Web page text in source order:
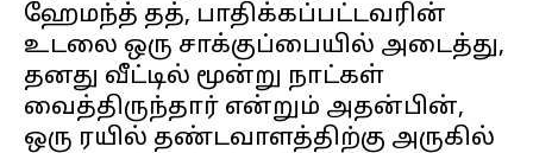
ஹேமந்த் தத், பாதிக்கப்பட்டவரின்
உடலை ஒரு சாக்குப்பையில் அடைத்து,
தனது வீட்டில் மூன்று நாட்கள்
வைத்திருந்தார் என்றும் அதன்பின்,
ஒரு ரயில் தண்டவாளத்திற்கு அருகில்